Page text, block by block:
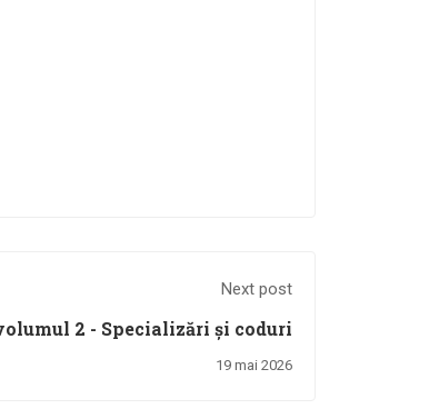
Next post
2 - Specializări și coduri
19 mai 2026